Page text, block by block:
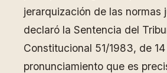
jerarquización de las normas
declaró la Sentencia del
Constitucional 51/1983, de
pronunciamiento que es